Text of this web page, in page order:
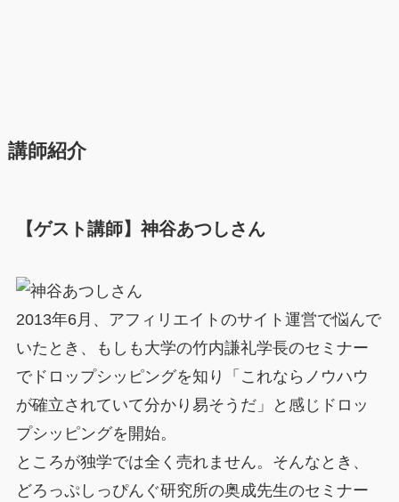
講師紹介
【ゲスト講師】神谷あつしさん
2013年6月、アフィリエイトのサイト運営で悩んで
いたとき、もしも大学の竹内謙礼学長のセミナー
でドロップシッピングを知り「これならノウハウ
が確立されていて分かり易そうだ」と感じドロッ
プシッピングを開始。
ところが独学では全く売れません。そんなとき、
どろっぷしっぴんぐ研究所の奥成先生のセミナー